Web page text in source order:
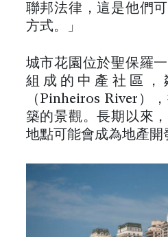
聯邦法律，這是他們
方式。」
城市花園位於聖保羅
組成的中產社區，
（Pinheiros River）
築的景觀。長期以來
地點可能會成為地產開